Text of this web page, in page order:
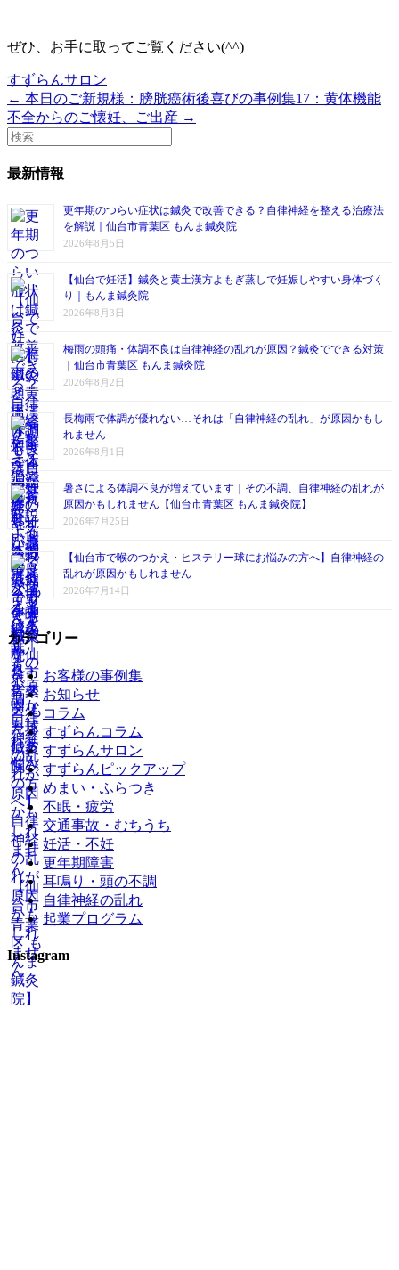
ぜひ、お手に取ってご覧ください(^^)
すずらんサロン
← 本日のご新規様：膀胱癌術後喜びの事例集17：黄体機能
不全からのご懐妊、ご出産 →
最新情報
更年期のつらい症状は鍼灸で改善できる？自律神経を整える治療法
を解説｜仙台市青葉区 もんま鍼灸院
2026年8月5日
【仙台で妊活】鍼灸と黄土漢方よもぎ蒸しで妊娠しやすい身体づく
り｜もんま鍼灸院
2026年8月3日
梅雨の頭痛・体調不良は自律神経の乱れが原因？鍼灸でできる対策
｜仙台市青葉区 もんま鍼灸院
2026年8月2日
長梅雨で体調が優れない…それは「自律神経の乱れ」が原因かもし
れません
2026年8月1日
暑さによる体調不良が増えています｜その不調、自律神経の乱れが
原因かもしれません【仙台市青葉区 もんま鍼灸院】
2026年7月25日
【仙台市で喉のつかえ・ヒステリー球にお悩みの方へ】自律神経の
乱れが原因かもしれません
2026年7月14日
カテゴリー
お客様の事例集
お知らせ
コラム
すずらんコラム
すずらんサロン
すずらんピックアップ
めまい・ふらつき
不眠・疲労
交通事故・むちうち
妊活・不妊
更年期障害
耳鳴り・頭の不調
自律神経の乱れ
起業プログラム
Instagram